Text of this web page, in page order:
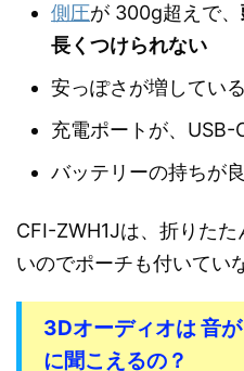
側圧が 300g超えで、
長くつけられない
安っぽさが増している
充電ポートが、USB-
バッテリーの持ちが
CFI-ZWH1Jは、折りた
いのでポーチも付いてい
3Dオーディオは 音
に聞こえるの？